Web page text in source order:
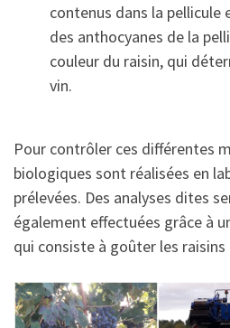
contenus dans la pellicule
des anthocyanes de la
couleur du raisin, qui
vin.
Pour contrôler ces différentes
biologiques sont réalisées en
prélevées. Des analyses dites
également effectuées grâce à
qui consiste à goûter les raisins